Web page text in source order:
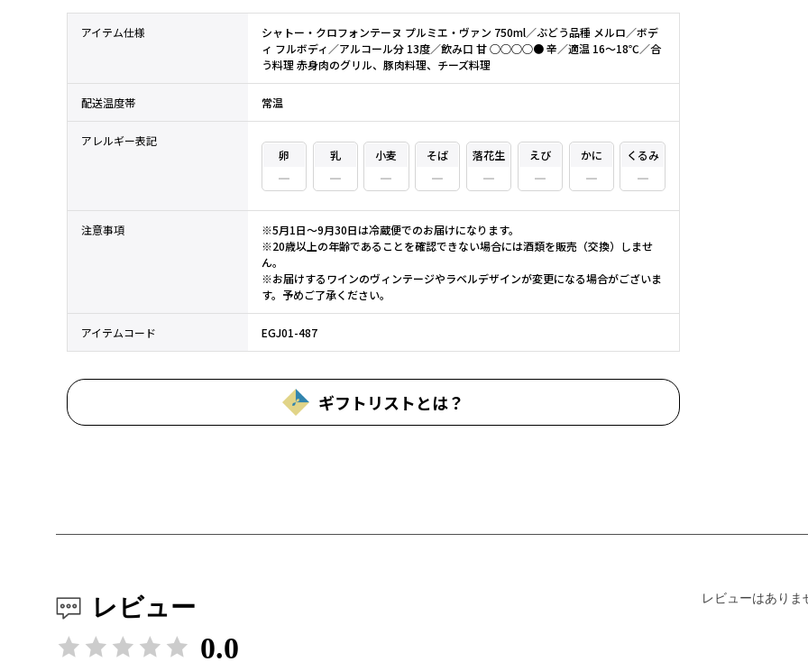
アイテム仕様
シャトー・クロフォンテーヌ プルミエ・ヴァン 750ml／ぶどう品種 メルロ／ボデ
ィ フルボディ／アルコール分 13度／飲み口 甘 ○○○○● 辛／適温 16～18℃／合
う料理 赤身肉のグリル、豚肉料理、チーズ料理
配送温度帯 常温
アレルギー表記
卵
乳 小麦 そば 落花生 えび かに くるみ
注意事項
※5月1日～9月30日は冷蔵便でのお届けになります。
※20歳以上の年齢であることを確認できない場合には酒類を販売（交換）しませ
ん。
※お届けするワインのヴィンテージやラベルデザインが変更になる場合がございま
す。予めご了承ください。
アイテムコード EGJ01-487
ギフトリストとは？
レビュー
0.0
レビューはありま